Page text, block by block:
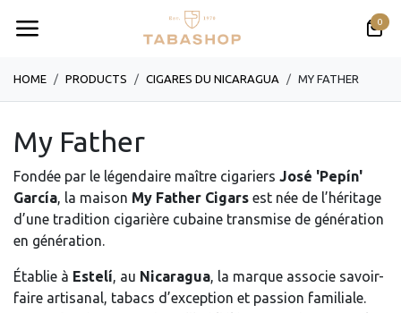
0
HOME PRODUCTS CIGARES DU NICARAGUA MY FATHER
My Father
Fondée par le légendaire maître cigariers José 'Pepín'
García, la maison My Father Cigars est née de l’héritage
d’une tradition cigarière cubaine transmise de génération
en génération.
Établie à Estelí, au Nicaragua, la marque associe savoir-
faire artisanal, tabacs d’exception et passion familiale.